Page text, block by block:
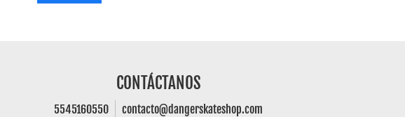
CONTÁCTANOS
5545160550 contacto@dangerskateshop.com